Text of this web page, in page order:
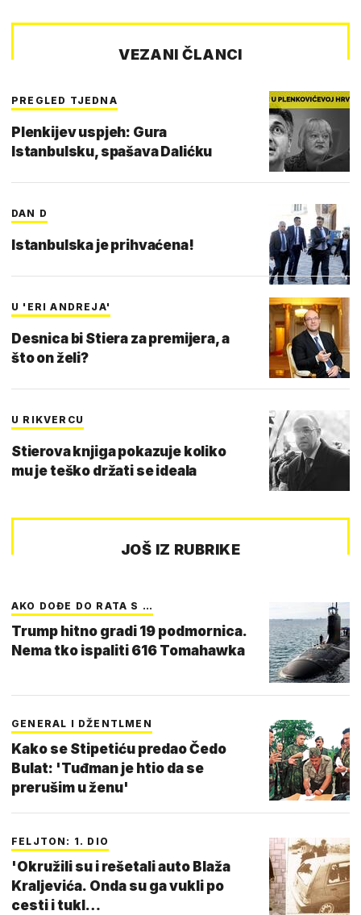
VEZANI ČLANCI
PREGLED TJEDNA
Plenkijev uspjeh: Gura
Istanbulsku, spašava Dalićku
DAN D
Istanbulska je prihvaćena!
U 'ERI ANDREJA'
Desnica bi Stiera za premijera, a
što on želi?
U RIKVERCU
Stierova knjiga pokazuje koliko
mu je teško držati se ideala
JOŠ IZ RUBRIKE
AKO DOĐE DO RATA S …
Trump hitno gradi 19 podmornica.
Nema tko ispaliti 616 Tomahawka
GENERAL I DŽENTLMEN
Kako se Stipetiću predao Čedo
Bulat: 'Tuđman je htio da se
prerušim u ženu'
FELJTON: 1. DIO
'Okružili su i rešetali auto Blaža
Kraljevića. Onda su ga vukli po
cesti i tukl…